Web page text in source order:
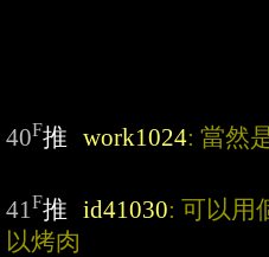
40F推 work1024: 當然
41F推 id41030: 可以用
以烤肉